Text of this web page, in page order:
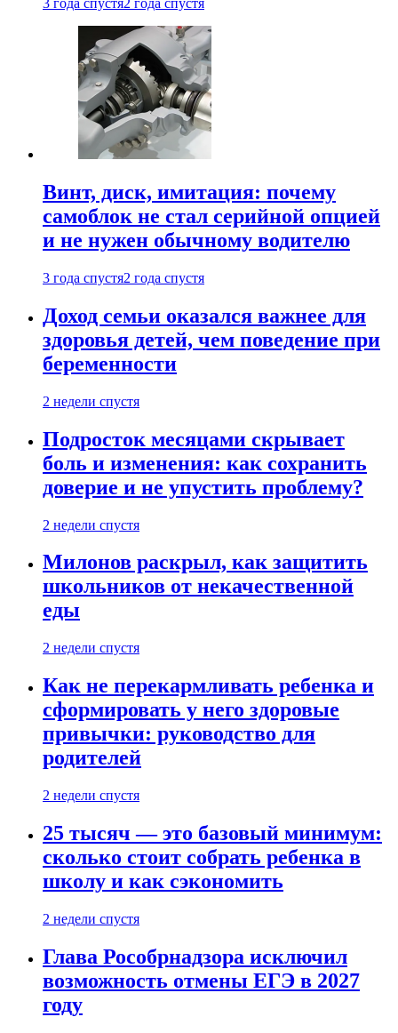
3 года спустя2 года спустя
Винт, диск, имитация: почему
самоблок не стал серийной опцией
и не нужен обычному водителю
3 года спустя2 года спустя
Доход семьи оказался важнее для
здоровья детей, чем поведение при
беременности
2 недели спустя
Подросток месяцами скрывает
боль и изменения: как сохранить
доверие и не упустить проблему?
2 недели спустя
Милонов раскрыл, как защитить
школьников от некачественной
еды
2 недели спустя
Как не перекармливать ребенка и
сформировать у него здоровые
привычки: руководство для
родителей
2 недели спустя
25 тысяч — это базовый минимум:
сколько стоит собрать ребенка в
школу и как сэкономить
2 недели спустя
Глава Рособрнадзора исключил
возможность отмены ЕГЭ в 2027
году